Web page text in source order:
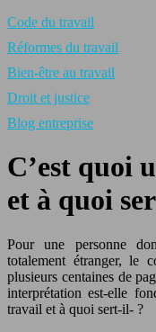
Code du travail
Réformes du travail
Bien-être au travail
Droit et justice
Blog entreprise
C’est quoi
et à quoi
Pour une personne
totalement étranger, le
plusieurs centaines de
interprétation est-elle
travail et à quoi sert-il- ?